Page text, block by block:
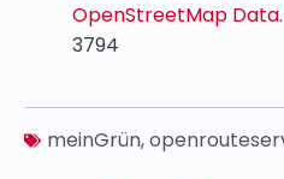
OpenStreetMap Data
3794
meinGrün,